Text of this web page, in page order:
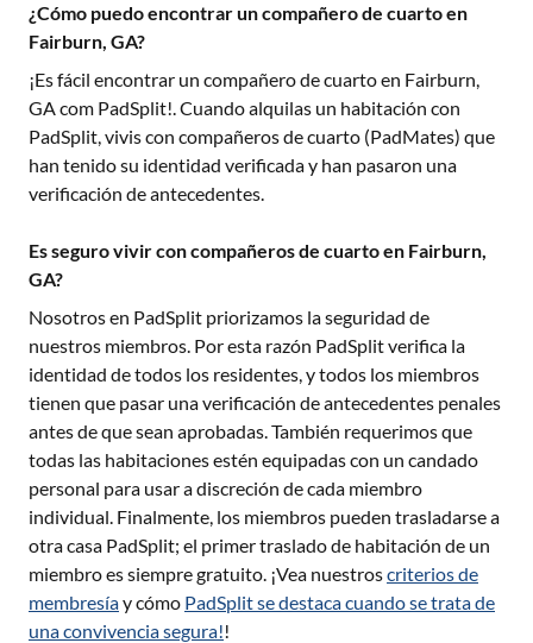
¿Cómo puedo encontrar un compañero de cuarto en
Fairburn, GA?
¡Es fácil encontrar un compañero de cuarto en Fairburn,
GAcom PadSplit!. Cuando alquilas un habitación con
PadSplit, vivis con compañeros de cuarto (PadMates) que
han tenido su identidad verificada y han pasaron una
verificación de antecedentes.
Es seguro vivir con compañeros de cuarto en Fairburn,
GA?
Nosotros en PadSplit priorizamos la seguridad de
nuestros miembros. Por esta razón PadSplit verifica la
identidad de todos los residentes, y todos los miembros
tienen que pasar una verificación de antecedentes penales
antes de que sean aprobadas. También requerimos que
todas las habitaciones estén equipadas con un candado
personal para usar a discreción de cada miembro
individual. Finalmente, los miembros pueden trasladarse a
otra casa PadSplit; el primer traslado de habitación de un
miembro es siempre gratuito. ¡Vea nuestroscriterios de
membresíay cómo PadSplit se destaca cuando se trata de
una convivencia segura!!